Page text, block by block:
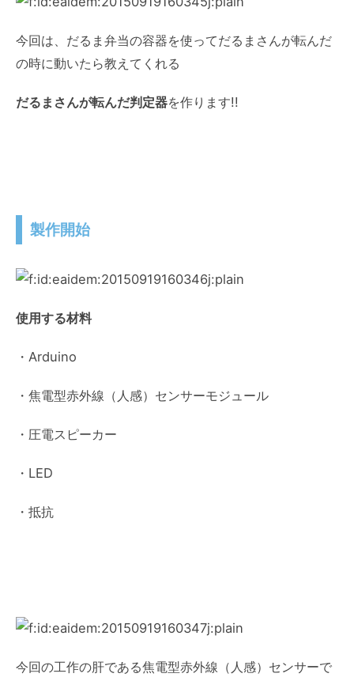
今回は、だるま弁当の容器を使ってだるまさんが転んだ
の時に動いたら教えてくれる
だるまさんが転んだ判定器を作ります!!
製作開始
使用する材料
・Arduino
・焦電型赤外線（人感）センサーモジュール
・圧電スピーカー
・LED
・抵抗
今回の工作の肝である焦電型赤外線（人感）センサーで